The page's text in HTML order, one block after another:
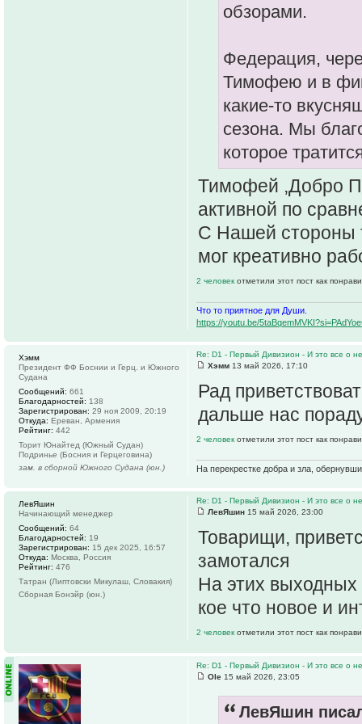
обзорами.
Федерация,
Тимофею и в
какие-то
сезона. Мы
которое
Тимофей ,Добро
активной по
С Нашей стороны
мог креативно
2 человекотметили этот пост как
Что то приятное для Души.
https://youtu.be/
Re: D1 - Первый Дивизион - И это все о
Хэмм 13 май 2026, 17:10
Рад
дальше нас
2 человек отметили этот пост как
На перекрестке добра и зла,
Хэмм
Президент ФФ Боснии и Герц. и Южного
Судана
Сообщений: 661
Благодарностей: 138
Зарегистрирован: 29 ноя 2009, 20:19
Откуда: Ереван, Армения
Рейтинг: 442
Торит Юнайтед (Южный Судан)
Подринье (Босния и Герцеговина)
зам. в сборной Южного Судана (юн.)
Re: D1 - Первый Дивизион - И это все о
ЛевЯшин 15 май 2026, 23:00
Товарищи,
замотался
На этих
кое что новое и
2 человек отметили этот пост как
ЛевЯшин
Начинающий менеджер
Сообщений: 64
Благодарностей: 19
Зарегистрирован: 15 дек 2025, 16:57
Откуда: Москва, Россия
Рейтинг: 476
Татран (Липтовски Микулаш, Словакия)
Сборная Бонэйр (юн.)
Re: D1 - Первый Дивизион - И это все о
Ole 15 май 2026, 23:05
ЛевЯшин